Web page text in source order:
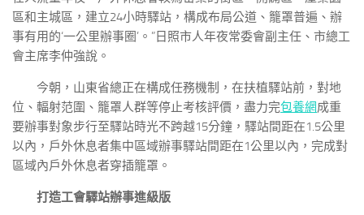
區和主城區，建立24小時驛站，構成布局公道、籠罩普遍、辦
事有用的‘一公里辦事圈’。”日照市人年夜常委會副主任、市總工
會主席李仲強說。
今朝，山東省總正在構成任務機制，在扶植驛站前，對地
位、輻射范圍、籠罩人群等停止考核評價，盡力完包養網成重
要辦事對象步行至驛站時光不跨越15分鐘，驛站間距在1.5公里
以內，戶外休息者集中區域辦事驛站間距在1公里以內，完成對
區域內戶外休息者穿插籠罩。
打造工會驛站辦事進級版